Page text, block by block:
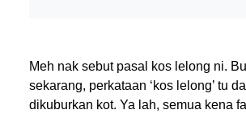
Meh nak sebut pasal kos lelong ni.
sekarang, perkataan ‘kos lelong’ tu
dikuburkan kot. Ya lah, semua kena